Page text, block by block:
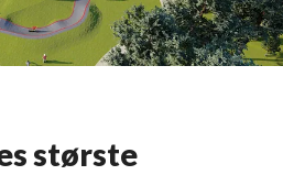
største